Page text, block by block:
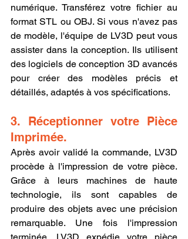
numérique. Transférez votre fichier au
format STL ou OBJ. Si vous n'avez pas
de modèle, l'équipe de LV3D peut vous
assister dans la conception. Ils utilisent
des logiciels de conception 3D avancés
pour créer des modèles précis et
détaillés, adaptés à vos spécifications.
3. Réceptionner votre Pièce
Imprimée.
Après avoir validé la commande, LV3D
procède à l'impression de votre pièce.
Grâce à leurs machines de haute
technologie, ils sont capables de
produire des objets avec une précision
remarquable. Une fois l'impression